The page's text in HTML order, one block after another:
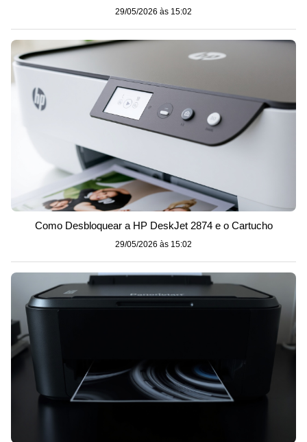
29/05/2026 às 15:02
Como Desbloquear a HP DeskJet 2874 e o Cartucho
29/05/2026 às 15:02